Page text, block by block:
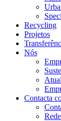
Recycling
Projetos
Nós
Contacta